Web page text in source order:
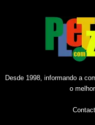
Desde 1998, informando a
o